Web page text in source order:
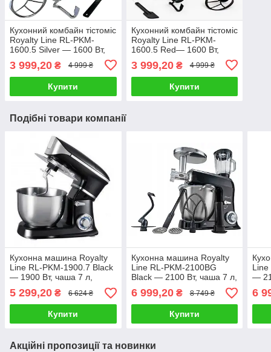
Кухонний комбайн тістоміс
Royalty Line RL-PKM-
1600.5 Silver — 1600 Вт,
3 999,20 ₴ 4 999 ₴
Купити
Кухонний комбайн тістоміс
Royalty Line RL-PKM-
1600.5 Red— 1600 Вт,
3 999,20₴ 4 999 ₴
Купити
Подібні товари компанії
Кухонна машина Royalty
Line RL-PKM-1900.7 Black
— 1900 Вт, чаша 7 л,
планетарне змішування, 3
насадки
5 299,20 ₴ 6 624 ₴
Купити
Кухонна машина Royalty
Line RL-PKM-2100BG
Black — 2100 Вт, чаша 7 л,
планетарне змішування, 3
насадки
6 999,20₴ 8 749 ₴
Купити
Line
—
6
Акційні пропозиції та новинки